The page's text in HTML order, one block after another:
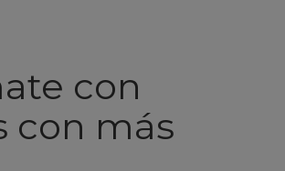
con
con más